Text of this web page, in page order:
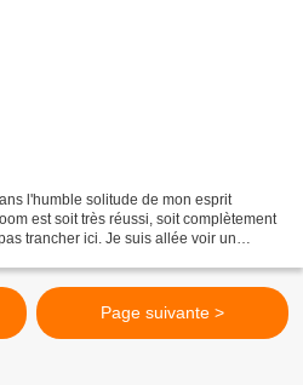
l'humble solitude de mon esprit
est soit très réussi, soit complètement
trancher ici. Je suis allée voir un
Page suivante >